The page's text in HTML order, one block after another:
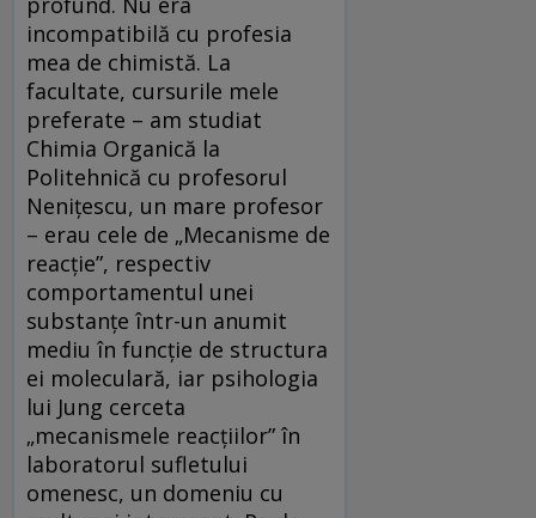
incompatibilă cu profesia
mea de chimistă. La
facultate, cursurile mele
preferate – am studiat
Chimia Organică la
Politehnică cu profesorul
Neniţescu, un mare profesor
– erau cele de „Mecanisme de
reacţie”, respectiv
comportamentul unei
substanţe într-un anumit
mediu în funcţie de structura
ei moleculară, iar psihologia
lui Jung cerceta
„mecanismele reacţiilor” în
laboratorul sufletului
omenesc, un domeniu cu